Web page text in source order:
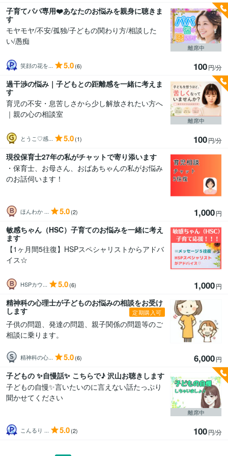
子育てパパ専用❤️あなたのお悩みを親身に聴きま
す
モヤモヤ/不安/孤独/子どもの関わり方/相談した
い/愚痴
笑顔の花を... 5.0(6) 100円/分
離席中
過干渉の悩み｜子どもとの距離感を一緒に考えま
す
育児の不安・息苦しさから少し解放されたい方へ
｜親の心の相談室
とうこ♡感... 5.0(1) 100円/分
離席中
現役保育士27年の私がチャットで寄り添います
・保育士、お母さん、おばあちゃんの私がお悩み
のお話伺います！
ほんわか ... 5.0(2) 1,000円
敏感ちゃん（HSC）子育てのお悩みを一緒に考え
ます
【1ヶ月間5往復】HSPスペシャリストからアドバ
イス☆
HSPカウ... 5.0(6) 1,000円
精神科の心理士が子どものお悩みの相談をお受け
します
定期購入可
子供の問題、発達の問題、親子関係の問題等のご
相談に乗ります。
精神科の心... 5.0(6) 6,000円
子どもの ✨自慢話✨ こちらで♪ 沢山お聴きします
子どもの自慢✨言いたいのに言えない話たっぷり
聞かせてください
こんるり ... 5.0(2) 100円/分
離席中